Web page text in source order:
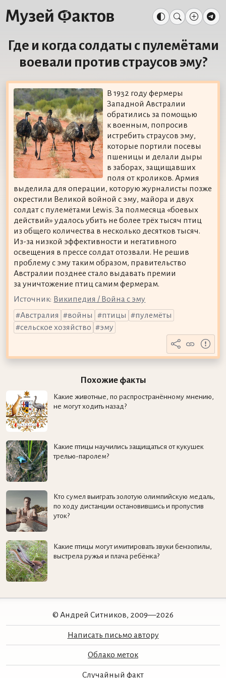
Где и когда солдаты с пулемётами
воевали против страусов эму?
В 1932 году фермеры
Западной Австралии
обратились за помощью
к военным, попросив
истребить страусов эму,
которые портили посевы
пшеницы и делали дыры
в заборах, защищавших
поля от кроликов. Армия
выделила для операции, которую журналисты позже
окрестили Великой войной с эму, майора и двух
солдат с пулемётами Lewis. За полмесяца «боевых
действий» удалось убить не более трёх тысяч птиц
из общего количества в несколько десятков тысяч.
Из-за низкой эффективности и негативного
освещения в прессе солдат отозвали. Не решив
проблему с эму таким образом, правительство
Австралии позднее стало выдавать премии
за уничтожение птиц самим фермерам.
Источник: Википедия / Война с эму
Австралия
войны птицы
пулемёты
сельское хозяйство
эму
Похожие факты
Какие животные, по распространённому мнению,
не могут ходить назад?
Какие птицы научились защищаться от кукушек
трелью-паролем?
Кто сумел выиграть золотую олимпийскую медаль,
по ходу дистанции остановившись и пропустив
уток?
Какие птицы могут имитировать звуки бензопилы,
выстрела ружья и плача ребёнка?
© Андрей Ситников, 2009—2026
Написать письмо автору
Облако меток
Случайный факт